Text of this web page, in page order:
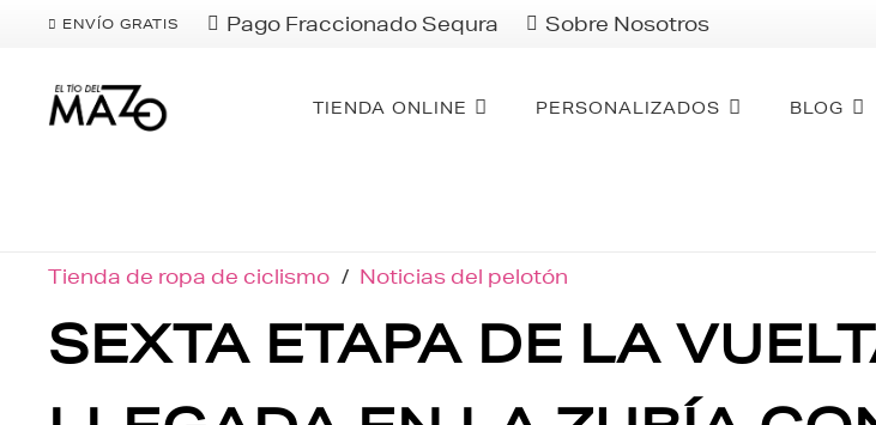
ENVÍO GRATIS Pago Fraccionado Sequra Sobre Nosotros
TIENDA ONLINE PERSONALIZADOS BLOG
Tienda de ropa de ciclismo / Noticias del pelotón
SEXTA ETAPA DE LA